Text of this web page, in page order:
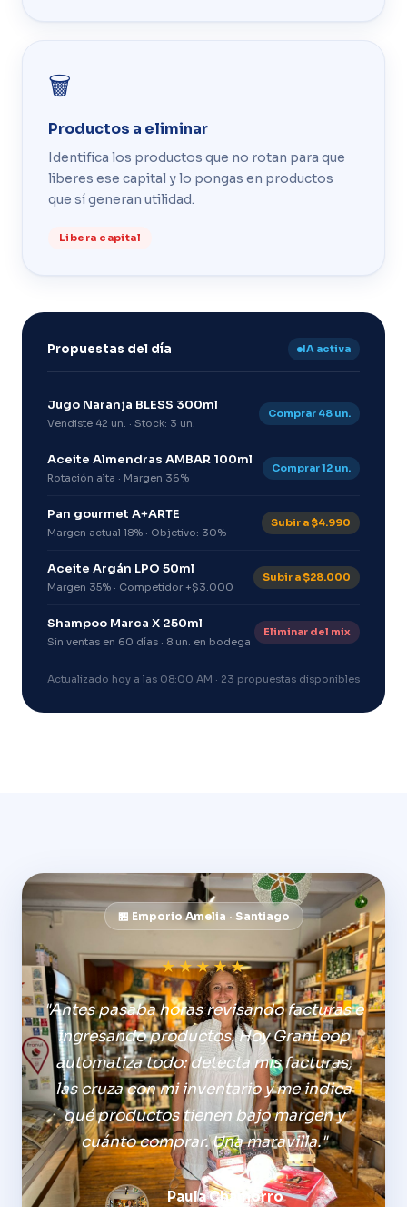
🗑️
Productos a eliminar
Identifica los productos que no rotan para que
liberes ese capital y lo pongas en productos
que sí generan utilidad.
Libera capital
Propuestas del día IA activa
Jugo Naranja BLESS 300ml
Vendiste 42 un. · Stock: 3 un.
Comprar 48 un.
Aceite Almendras AMBAR 100ml
Rotación alta · Margen 36%
Comprar 12 un.
Pan gourmet A+ARTE
Margen actual 18% · Objetivo: 30%
Subir a $4.990
Aceite Argán LPO 50ml
Margen 35% · Competidor +$3.000
Subir a $28.000
Shampoo Marca X 250ml
Sin ventas en 60 días · 8 un. en bodega
Eliminar del mix
Actualizado hoy a las 08:00 AM · 23 propuestas disponibles
🏪 Emporio Amelia · Santiago
★★★★★
"Antes pasaba horas revisando facturas e
ingresando productos. Hoy GranLoop
automatiza todo: detecta mis facturas,
las cruza con mi inventario y me indica
qué productos tienen bajo margen y
cuánto comprar. Una maravilla."
Paula Chamorro